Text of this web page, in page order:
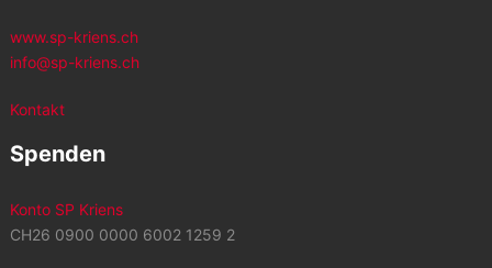
www.sp-kriens.ch
info@sp-kriens.ch
Kontakt
Spenden
Konto SP Kriens
CH26 0900 0000 6002 1259 2